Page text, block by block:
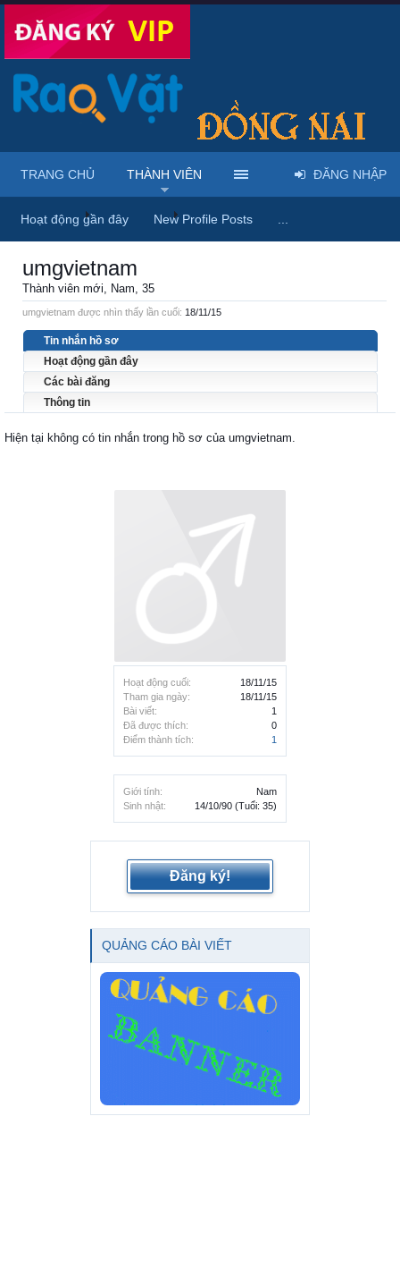
Trang chủ Thành viên umgvietnam
Hoạt động cuối:
18/11/15
Tham gia ngày:
18/11/15
Bài viết:
1
Đã được thích:
0
Điểm thành tích:
1
Giới tính:
Nam
Sinh nhật:
14/10/90 (Tuổi: 35)
umgvietnam
Thành viên mới, Nam, 35
umgvietnam được nhìn thấy lần cuối: 18/11/15
Tin nhắn hồ sơ
Hoạt động gần đây
Các bài đăng
Thông tin
Hiện tại không có tin nhắn trong hồ sơ của umgvietnam.
Đăng ký!
QUẢNG CÁO BÀI VIẾT
TRANG CHỦ THÀNH VIÊN
Hoạt động gần đây New Profile Posts
ĐĂNG NHẬP